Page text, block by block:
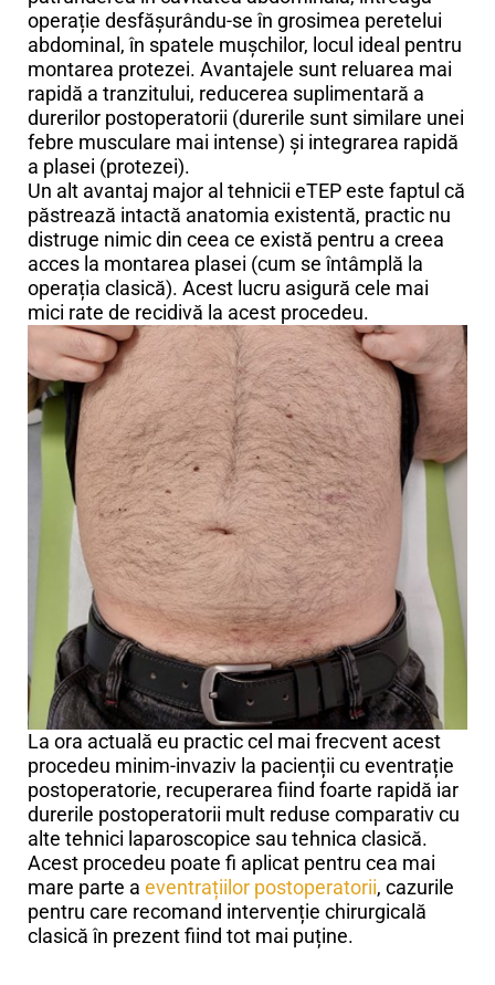
operație desfășurându-se în grosimea peretelui
abdominal, în spatele mușchilor, locul ideal pentru
montarea protezei. Avantajele sunt reluarea mai
rapidă a tranzitului, reducerea suplimentară a
durerilor postoperatorii (durerile sunt similare unei
febre musculare mai intense) și integrarea rapidă
a plasei (protezei).
Un alt avantaj major al tehnicii eTEP este faptul că
păstrează intactă anatomia existentă, practic nu
distruge nimic din ceea ce există pentru a creea
acces la montarea plasei (cum se întâmplă la
operația clasică). Acest lucru asigură cele mai
mici rate de recidivă la acest procedeu.
La ora actuală eu practic cel mai frecvent acest
procedeu minim-invaziv la pacienții cu eventrație
postoperatorie, recuperarea fiind foarte rapidă iar
durerile postoperatorii mult reduse comparativ cu
alte tehnici laparoscopice sau tehnica clasică.
Acest procedeu poate fi aplicat pentru cea mai
mare parte a eventrațiilor postoperatorii, cazurile
pentru care recomand intervenție chirurgicală
clasică în prezent fiind tot mai puține.